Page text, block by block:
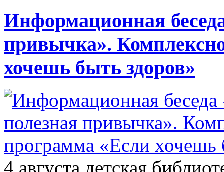
Информационная
привычка».
хочешь быть здоров»
4 августа детская